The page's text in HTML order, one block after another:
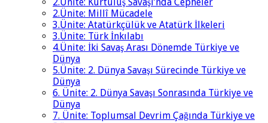
2.Ünite: Kurtuluş Savaşı’nda Cepheler
2.Ünite: Millî Mücadele
3.Ünite: Atatürkçülük ve Atatürk İlkeleri
3.Ünite: Türk İnkılabı
4.Ünite: İki Savaş Arası Dönemde Türkiye ve
Dünya
5.Ünite: 2. Dünya Savaşı Sürecinde Türkiye ve
Dünya
6. Ünite: 2. Dünya Savaşı Sonrasında Türkiye ve
Dünya
7. Ünite: Toplumsal Devrim Çağında Türkiye ve